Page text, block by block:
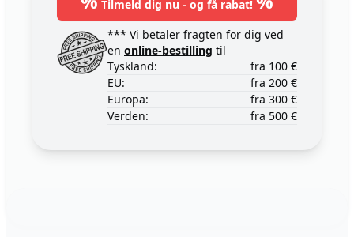
Tilmeld dig nu - og få rabat!
*** Vi betaler fragten for dig ved
en online-bestilling til
Tyskland:
fra 100 €
EU:
fra 200 €
Europa:
fra 300 €
Verden:
fra 500 €